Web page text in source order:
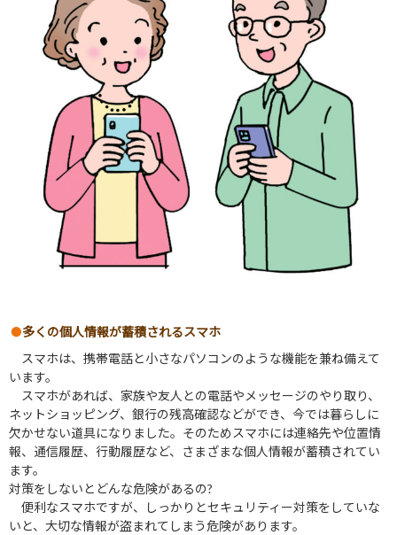
多くの個人情報が蓄積されるスマホ
スマホは、携帯電話と小さなパソコンのような機能を兼ね備えて
います。
スマホがあれば、家族や友人との電話やメッセージのやり取り、
ネットショッピング、銀行の残高確認などができ、今では暮らしに
欠かせない道具になりました。そのためスマホには連絡先や位置情
報、通信履歴、行動履歴など、さまざまな個人情報が蓄積されてい
ます。
対策をしないとどんな危険があるの?
便利なスマホですが、しっかりとセキュリティー対策をしていな
いと、大切な情報が盗まれてしまう危険があります。